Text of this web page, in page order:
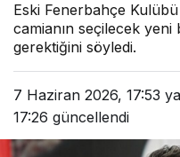
Eski Fenerbahçe
camianın seçilecek yeni
gerektiğini söyledi.
7 Haziran 2026, 17:53
17:26 güncellendi